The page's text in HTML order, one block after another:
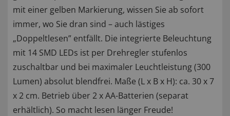
mit einer gelben Markierung, wissen Sie ab sofort
immer, wo Sie dran sind – auch lästiges
„Doppeltlesen” entfällt. Die integrierte Beleuchtung
mit 14 SMD LEDs ist per Drehregler stufenlos
zuschaltbar und bei maximaler Leuchtleistung (300
Lumen) absolut blendfrei. Maße (L x B x H): ca. 30 x 7
x 2 cm. Betrieb über 2 x AA-Batterien (separat
erhältlich). So macht lesen länger Freude!